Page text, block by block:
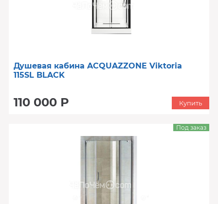
Душевая кабина ACQUAZZONE Viktoria
115SL BLACK
110 000 Р Купить
Под заказ